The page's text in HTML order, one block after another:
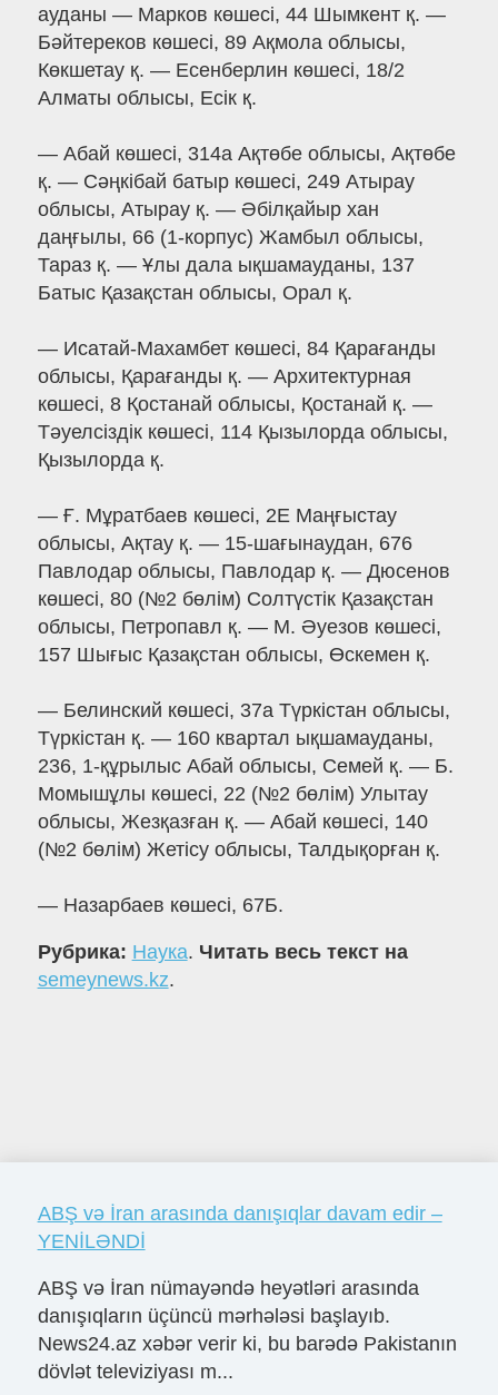
ауданы — Марков көшесі, 44 Шымкент қ. —
Бәйтереков көшесі, 89 Ақмола облысы,
Көкшетау қ. — Есенберлин көшесі, 18/2
Алматы облысы, Есік қ.
— Абай көшесі, 314а Ақтөбе облысы, Ақтөбе
қ. — Сәңкібай батыр көшесі, 249 Атырау
облысы, Атырау қ. — Әбілқайыр хан
даңғылы, 66 (1-корпус) Жамбыл облысы,
Тараз қ. — Ұлы дала ықшамауданы, 137
Батыс Қазақстан облысы, Орал қ.
— Исатай-Махамбет көшесі, 84 Қарағанды
облысы, Қарағанды қ. — Архитектурная
көшесі, 8 Қостанай облысы, Қостанай қ. —
Тәуелсіздік көшесі, 114 Қызылорда облысы,
Қызылорда қ.
— Ғ. Мұратбаев көшесі, 2Е Маңғыстау
облысы, Ақтау қ. — 15-шағынаудан, 676
Павлодар облысы, Павлодар қ. — Дюсенов
көшесі, 80 (№2 бөлім) Солтүстік Қазақстан
облысы, Петропавл қ. — М. Әуезов көшесі,
157 Шығыс Қазақстан облысы, Өскемен қ.
— Белинский көшесі, 37а Түркістан облысы,
Түркістан қ. — 160 квартал ықшамауданы,
236, 1-құрылыс Абай облысы, Семей қ. — Б.
Момышұлы көшесі, 22 (№2 бөлім) Улытау
облысы, Жезқазған қ. — Абай көшесі, 140
(№2 бөлім) Жетісу облысы, Талдықорған қ.
— Назарбаев көшесі, 67Б.
Рубрика: Наука. Читать весь текст на
semeynews.kz.
ABŞ və İran arasında danışıqlar davam edir –
YENİLƏNDİ
ABŞ və İran nümayəndə heyətləri arasında
danışıqların üçüncü mərhələsi başlayıb.
News24.az xəbər verir ki, bu barədə Pakistanın
dövlət televiziyası m...